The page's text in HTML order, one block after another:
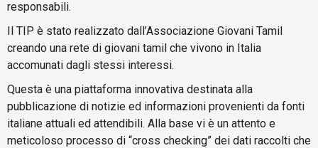
responsabili.
Il TIP è stato realizzato dall’Associazione Giovani Tamil
creando una rete di giovani tamil che vivono in Italia
accomunati dagli stessi interessi.
Questa è una piattaforma innovativa destinata alla
pubblicazione di notizie ed informazioni provenienti da fonti
italiane attuali ed attendibili. Alla base vi è un attento e
meticoloso processo di “cross checking” dei dati raccolti che